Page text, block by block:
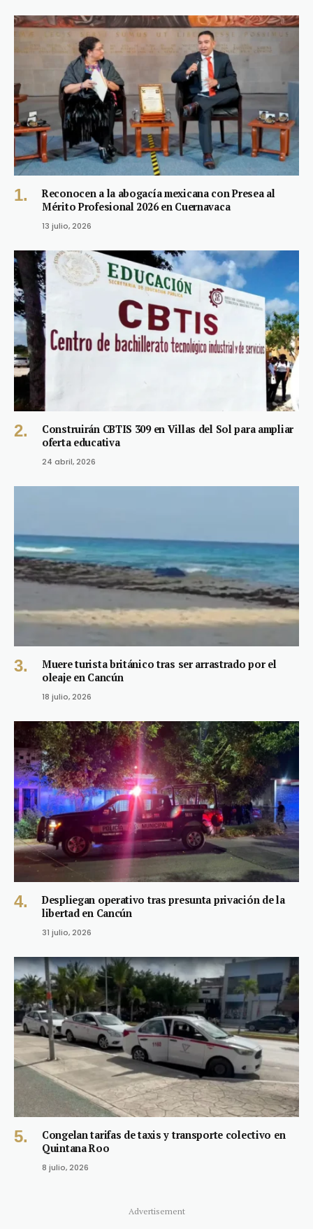
Reconocen a la abogacía mexicana con Presea al
Mérito Profesional 2026 en Cuernavaca
13 julio, 2026
Construirán CBTIS 309 en Villas del Sol para ampliar
oferta educativa
24 abril, 2026
Muere turista británico tras ser arrastrado por el
oleaje en Cancún
18 julio, 2026
Despliegan operativo tras presunta privación de la
libertad en Cancún
31 julio, 2026
Congelan tarifas de taxis y transporte colectivo en
Quintana Roo
8 julio, 2026
Advertisement